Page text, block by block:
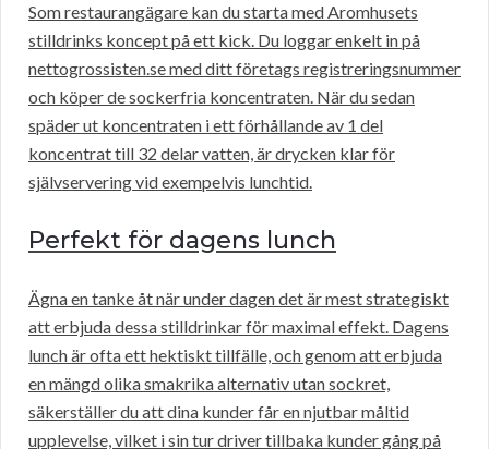
Som restaurangägare kan du starta med Aromhusets
stilldrinks koncept på ett kick. Du loggar enkelt in på
nettogrossisten.se med ditt företags registreringsnummer
och köper de sockerfria koncentraten. När du sedan
späder ut koncentraten i ett förhållande av 1 del
koncentrat till 32 delar vatten, är drycken klar för
självservering vid exempelvis lunchtid.
Perfekt för dagens lunch
Ägna en tanke åt när under dagen det är mest strategiskt
att erbjuda dessa stilldrinkar för maximal effekt. Dagens
lunch är ofta ett hektiskt tillfälle, och genom att erbjuda
en mängd olika smakrika alternativ utan sockret,
säkerställer du att dina kunder får en njutbar måltid
upplevelse, vilket i sin tur driver tillbaka kunder gång på